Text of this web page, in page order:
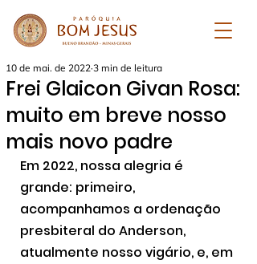
Frei Glaicon Givan Rosa:
muito em breve nosso
mais novo padre
10 de mai. de 2022 3 min de leitura
Em 2022, nossa alegria é
grande: primeiro,
acompanhamos a ordenação
presbiteral do Anderson,
atualmente nosso vigário, e, em